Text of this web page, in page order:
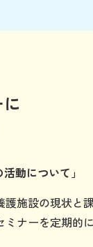
活動について」
施設の現状と
ナーを定期的